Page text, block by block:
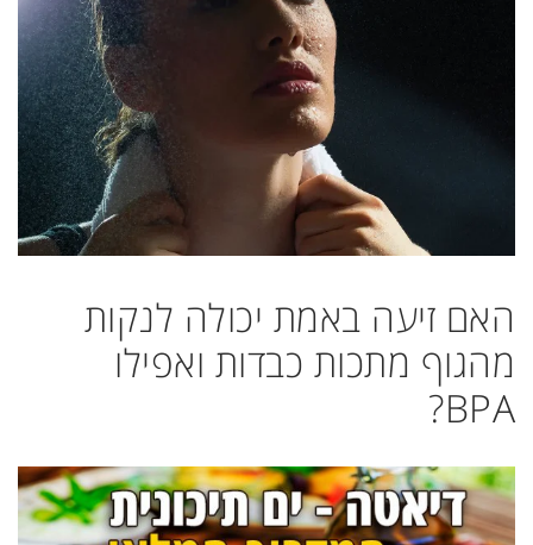
האם זיעה באמת יכולה לנקות
מהגוף מתכות כבדות ואפילו
BPA?